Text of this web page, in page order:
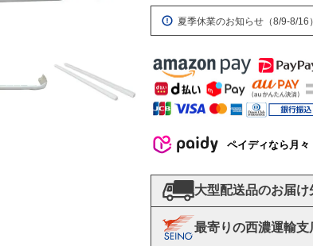
夏季休業のお知らせ（8/9-8/16）
ペイディなら月々
大型配送品のお届け
最寄りの西濃運輸支